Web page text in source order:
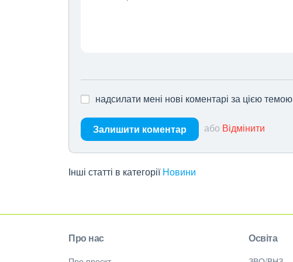
надсилати мені нові коментарі за цією темою
Залишити коментар або Відмінити
Інші статті в категорії Новини
Про нас Освіта